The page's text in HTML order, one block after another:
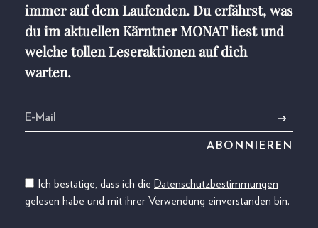
immer auf dem Laufenden. Du erfährst, was
du im aktuellen Kärntner MONAT liest und
welche tollen Leseraktionen auf dich
warten.
Ich bestätige, dass ich die Datenschutzbestimmungen
gelesen habe und mit ihrer Verwendung einverstanden bin.